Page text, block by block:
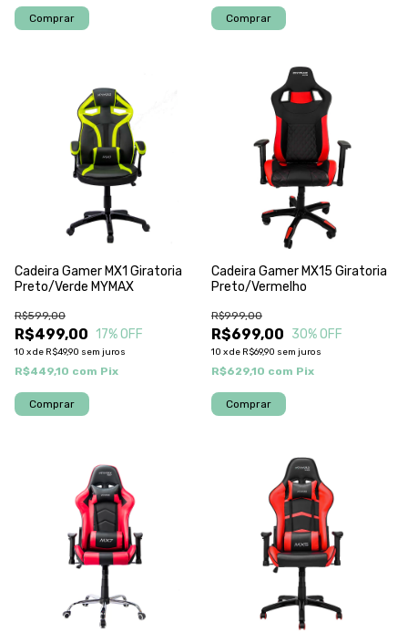
Cadeira Gamer MX1 Giratoria
Preto/Verde MYMAX
R$499,00
R$599,00
17% OFF
10 xde R$49,90 sem juros
R$449,10 com Pix
Cadeira Gamer MX15 Giratoria
Preto/Vermelho
R$699,00
R$999,00
30% OFF
10 xde R$69,90 sem juros
R$629,10 com Pix